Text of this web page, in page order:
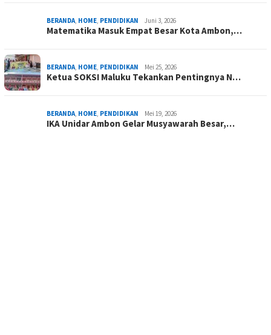
BERANDA, HOME, PENDIDIKAN Juni 3, 2026
Matematika Masuk Empat Besar Kota Ambon,…
BERANDA, HOME, PENDIDIKAN Mei 25, 2026
Ketua SOKSI Maluku Tekankan Pentingnya N…
BERANDA, HOME, PENDIDIKAN Mei 19, 2026
IKA Unidar Ambon Gelar Musyawarah Besar,…